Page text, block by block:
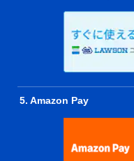
5. Amazon Pay